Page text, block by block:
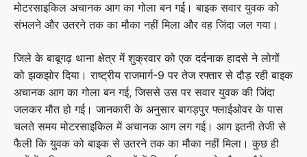
मोटरसाइकिल अचानक आग का गोला बन गई। बाइक सवार युवक को
संभलने और उतरने तक का मौका नहीं मिला और वह जिंदा जल गया।
जिले के बाबूगढ़ थाना क्षेत्र में शुक्रवार को एक दर्दनाक हादसे ने लोगों
को झकझोर दिया। राष्ट्रीय राजमार्ग-9 पर तेज रफ्तार से दौड़ रही बाइक
अचानक आग का गोला बन गई, जिससे उस पर सवार युवक की जिंदा
जलकर मौत हो गई। जानकारी के अनुसार बागड़पुर फ्लाईओवर के पास
चलते समय मोटरसाइकिल में अचानक आग लग गई। आग इतनी तेजी से
फैली कि युवक को बाइक से उतरने तक का मौका नहीं मिला। कुछ ही